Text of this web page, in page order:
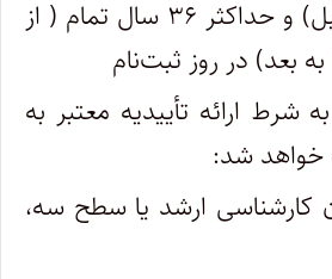
۱۳۸۲/۰۹/۲۵ به قبل) و حداکثر ۳۶ سال تمام ( از
شرط ارائه تأییدیه معتبر به
خواهد شد:
کارشناسی ارشد یا سطح سه،